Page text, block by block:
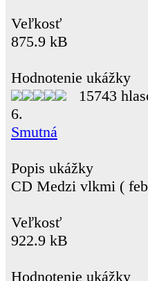
Veľkosť
875.9 kB
Hodnotenie ukážky
15743
6.
Smutná
Popis ukážky
CD Medzi vlkmi (
Veľkosť
922.9 kB
Hodnotenie ukážky